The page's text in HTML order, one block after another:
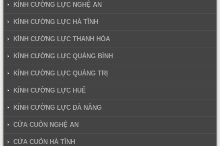
KÍNH CƯỜNG LỰC NGHỆ AN
KÍNH CƯỜNG LỰC HÀ TĨNH
KÍNH CƯỜNG LỰC THANH HÓA
KÍNH CƯỜNG LỰC QUẢNG BÌNH
KÍNH CƯỜNG LỰC QUẢNG TRỊ
KÍNH CƯỜNG LỰC HUẾ
KÍNH CƯỜNG LỰC ĐÀ NẴNG
CỬA CUỐN NGHỆ AN
CỬA CUỐN HÀ TĨNH